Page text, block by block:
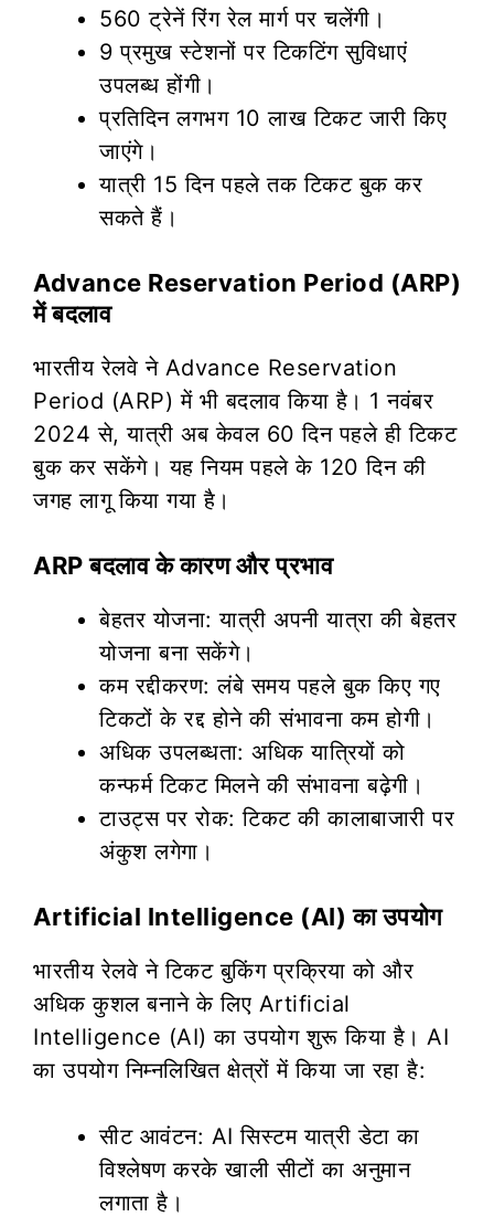
560 ट्रेनें रिंग रेल मार्ग पर चलेंगी।
9 प्रमुख स्टेशनों पर टिकटिंग सुविधाएं
उपलब्ध होंगी।
प्रतिदिन लगभग 10 लाख टिकट जारी किए
जाएंगे।
यात्री 15 दिन पहले तक टिकट बुक कर
सकते हैं।
Advance Reservation Period (ARP)
में बदलाव
भारतीय रेलवे ने Advance Reservation
Period (ARP) में भी बदलाव किया है। 1 नवंबर
2024 से, यात्री अब केवल 60 दिन पहले ही टिकट
बुक कर सकेंगे। यह नियम पहले के 120 दिन की
जगह लागू किया गया है।
ARP बदलाव के कारण और प्रभाव
बेहतर योजना: यात्री अपनी यात्रा की बेहतर
योजना बना सकेंगे।
कम रद्दीकरण: लंबे समय पहले बुक किए गए
टिकटों के रद्द होने की संभावना कम होगी।
अधिक उपलब्धता: अधिक यात्रियों को
कन्फर्म टिकट मिलने की संभावना बढ़ेगी।
टाउट्स पर रोक: टिकट की कालाबाजारी पर
अंकुश लगेगा।
Artificial Intelligence (AI) का उपयोग
भारतीय रेलवे ने टिकट बुकिंग प्रक्रिया को और
अधिक कुशल बनाने के लिए Artificial
Intelligence (AI) का उपयोग शुरू किया है। AI
का उपयोग निम्नलिखित क्षेत्रों में किया जा रहा है:
सीट आवंटन: AI सिस्टम यात्री डेटा का
विश्लेषण करके खाली सीटों का अनुमान
लगाता है।